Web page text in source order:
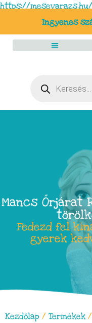
https://mesevarazs.hu/
Ingyenes
Mancs Őrjárat
Fedezd fel
gyerek
Kezdőlap / Termékek /